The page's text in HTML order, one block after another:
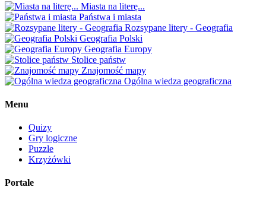
Miasta na literę...
Państwa i miasta
Rozsypane litery - Geografia
Geografia Polski
Geografia Europy
Stolice państw
Znajomość mapy
Ogólna wiedza geograficzna
Menu
Quizy
Gry logiczne
Puzzle
Krzyżówki
Portale